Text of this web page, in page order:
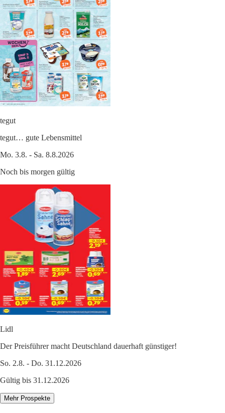
tegut
tegut… gute Lebensmittel
Mo. 3.8. - Sa. 8.8.2026
Noch bis morgen gültig
Lidl
Der Preisführer macht Deutschland dauerhaft günstiger!
So. 2.8. - Do. 31.12.2026
Gültig bis 31.12.2026
Mehr Prospekte